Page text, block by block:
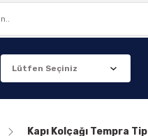
Kapı Kolçağı Tempra